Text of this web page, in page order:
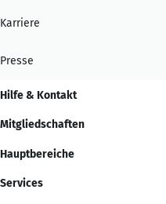
Karriere
Presse
Hilfe & Kontakt
Mitgliedschaften
Hauptbereiche
Services